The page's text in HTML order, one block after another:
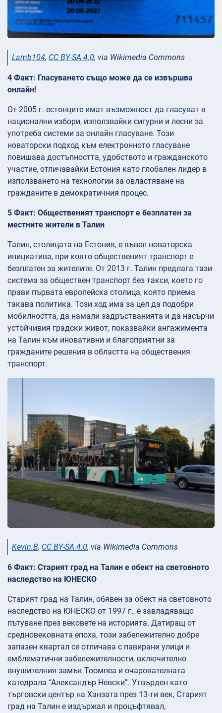
Lamb104, CC BY-SA 4.0, via Wikimedia Commons
4 Факт: Гласуването също може да се извършва
онлайн!
От 2005 г. естонците имат възможност да гласуват в
национални избори, използвайки сигурни и лесни за
употреба системи за онлайн гласуване. Този
новаторски подход към електронното гласуване
повишава достъпността, удобството и гражданското
участие, отличавайки Естония като глобален лидер в
използването на технологии за овластяване на
гражданите в демократичния процес.
5 Факт: Общественият транспорт е безплатен за
местните жители в Талин
Талин, столицата на Естония, е въвел новаторска
инициатива, при която общественият транспорт е
безплатен за жителите. От 2013 г. Талин предлага тази
система за обществен транспорт без такси, което го
прави първата европейска столица, която приема
такава политика. Този ход има за цел да подобри
мобилността, да намали задръстванията и да насърчи
устойчивия градски живот, показвайки ангажимента
на Талин към иновативни и благоприятни за
гражданите решения в областта на обществения
транспорт.
Kevin.B, CC BY-SA 4.0, via Wikimedia Commons
6 Факт: Старият град на Талин е обект на световното
наследство на ЮНЕСКО
Старият град на Талин, обявен за обект на световното
наследство на ЮНЕСКО от 1997 г., е завладяващо
пътуване през вековете на историята. Датиращ от
средновековната епоха, този забележително добре
запазен квартал се отличава с павирани улици и
емблематични забележителности, включително
внушителния замък Тоомпеа и очарователната
катедрала “Александър Невски”. Утвърден като
търговски център на Ханзата през 13-ти век, Старият
град на Талин е издържал и процъфтявал,